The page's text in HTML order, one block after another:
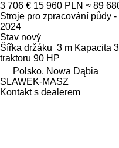
3 706 € 15 960 PLN ≈ 89
Stroje pro zpracování půdy
2024
Stav nový
Šířka držáku 3 m Kapacita
traktoru 90 HP
Polsko, Nowa Dąbia
SLAWEK-MASZ
Kontakt s dealerem